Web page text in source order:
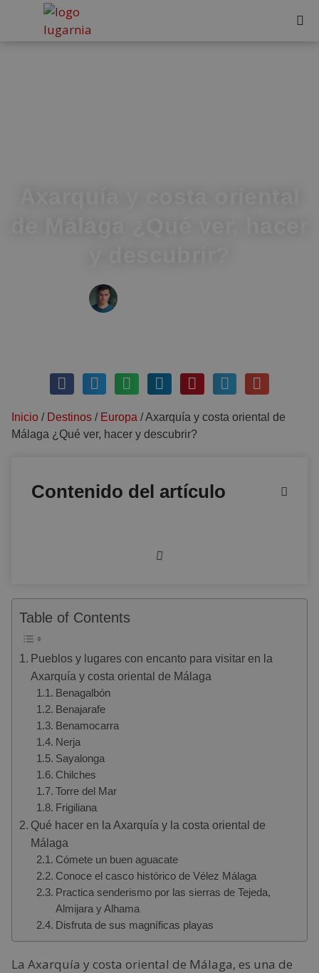
Inicio / Destinos / Europa /Axarquía y costa oriental de
Málaga ¿Qué ver, hacer y descubrir?
Contenido del artículo
Table of Contents
Pueblos y lugares con encanto para visitar en la
Axarquía y costa oriental de Málaga
Benagalbón
Benajarafe
Benamocarra
Nerja
Sayalonga
Chilches
Torre del Mar
Frigiliana
Qué hacer en la Axarquía y la costa oriental de
Málaga
Cómete un buen aguacate
Conoce el casco histórico de Vélez Málaga
Practica senderismo por las sierras de Tejeda,
Almijara y Alhama
Disfruta de sus magníficas playas
La Axarquía y costa oriental de Málaga, es una de